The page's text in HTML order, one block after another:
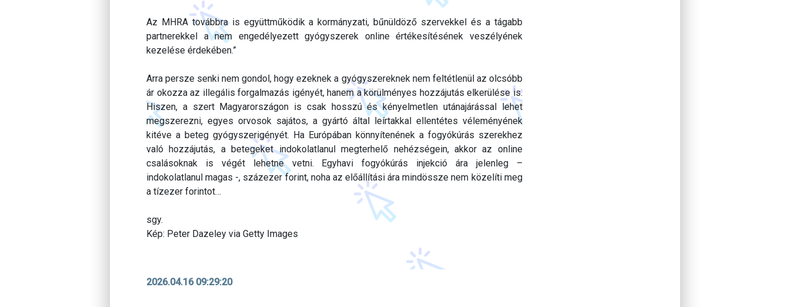
Az MHRA továbbra is együttműködik a kormányzati, bűnüldöző szervekkel és a tágabb
partnerekkel a nem engedélyezett gyógyszerek online értékesítésének veszélyének
kezelése érdekében.”
Arra persze senki nem gondol, hogy ezeknek a gyógyszereknek nem feltétlenül az olcsóbb
ár okozza az illegális forgalmazás igényét, hanem a körülményes hozzájutás elkerülése is.
Hiszen, a szert Magyarországon is csak hosszú és kényelmetlen utánajárással lehet
megszerezni, egyes orvosok sajátos, a gyártó által leírtakkal ellentétes véleményének
kitéve a beteg gyógyszerigényét. Ha Európában könnyítenének a fogyókúrás szerekhez
való hozzájutás, a betegeket indokolatlanul megterhelő nehézségein, akkor az online
csalásoknak is végét lehetne vetni. Egyhavi fogyókúrás injekció ára jelenleg –
indokolatlanul magas -, százezer forint, noha az előállítási ára mindössze nem közelíti meg
a tízezer forintot…
sgy.
Kép: Peter Dazeley via Getty Images
2026.04.16 09:29:20